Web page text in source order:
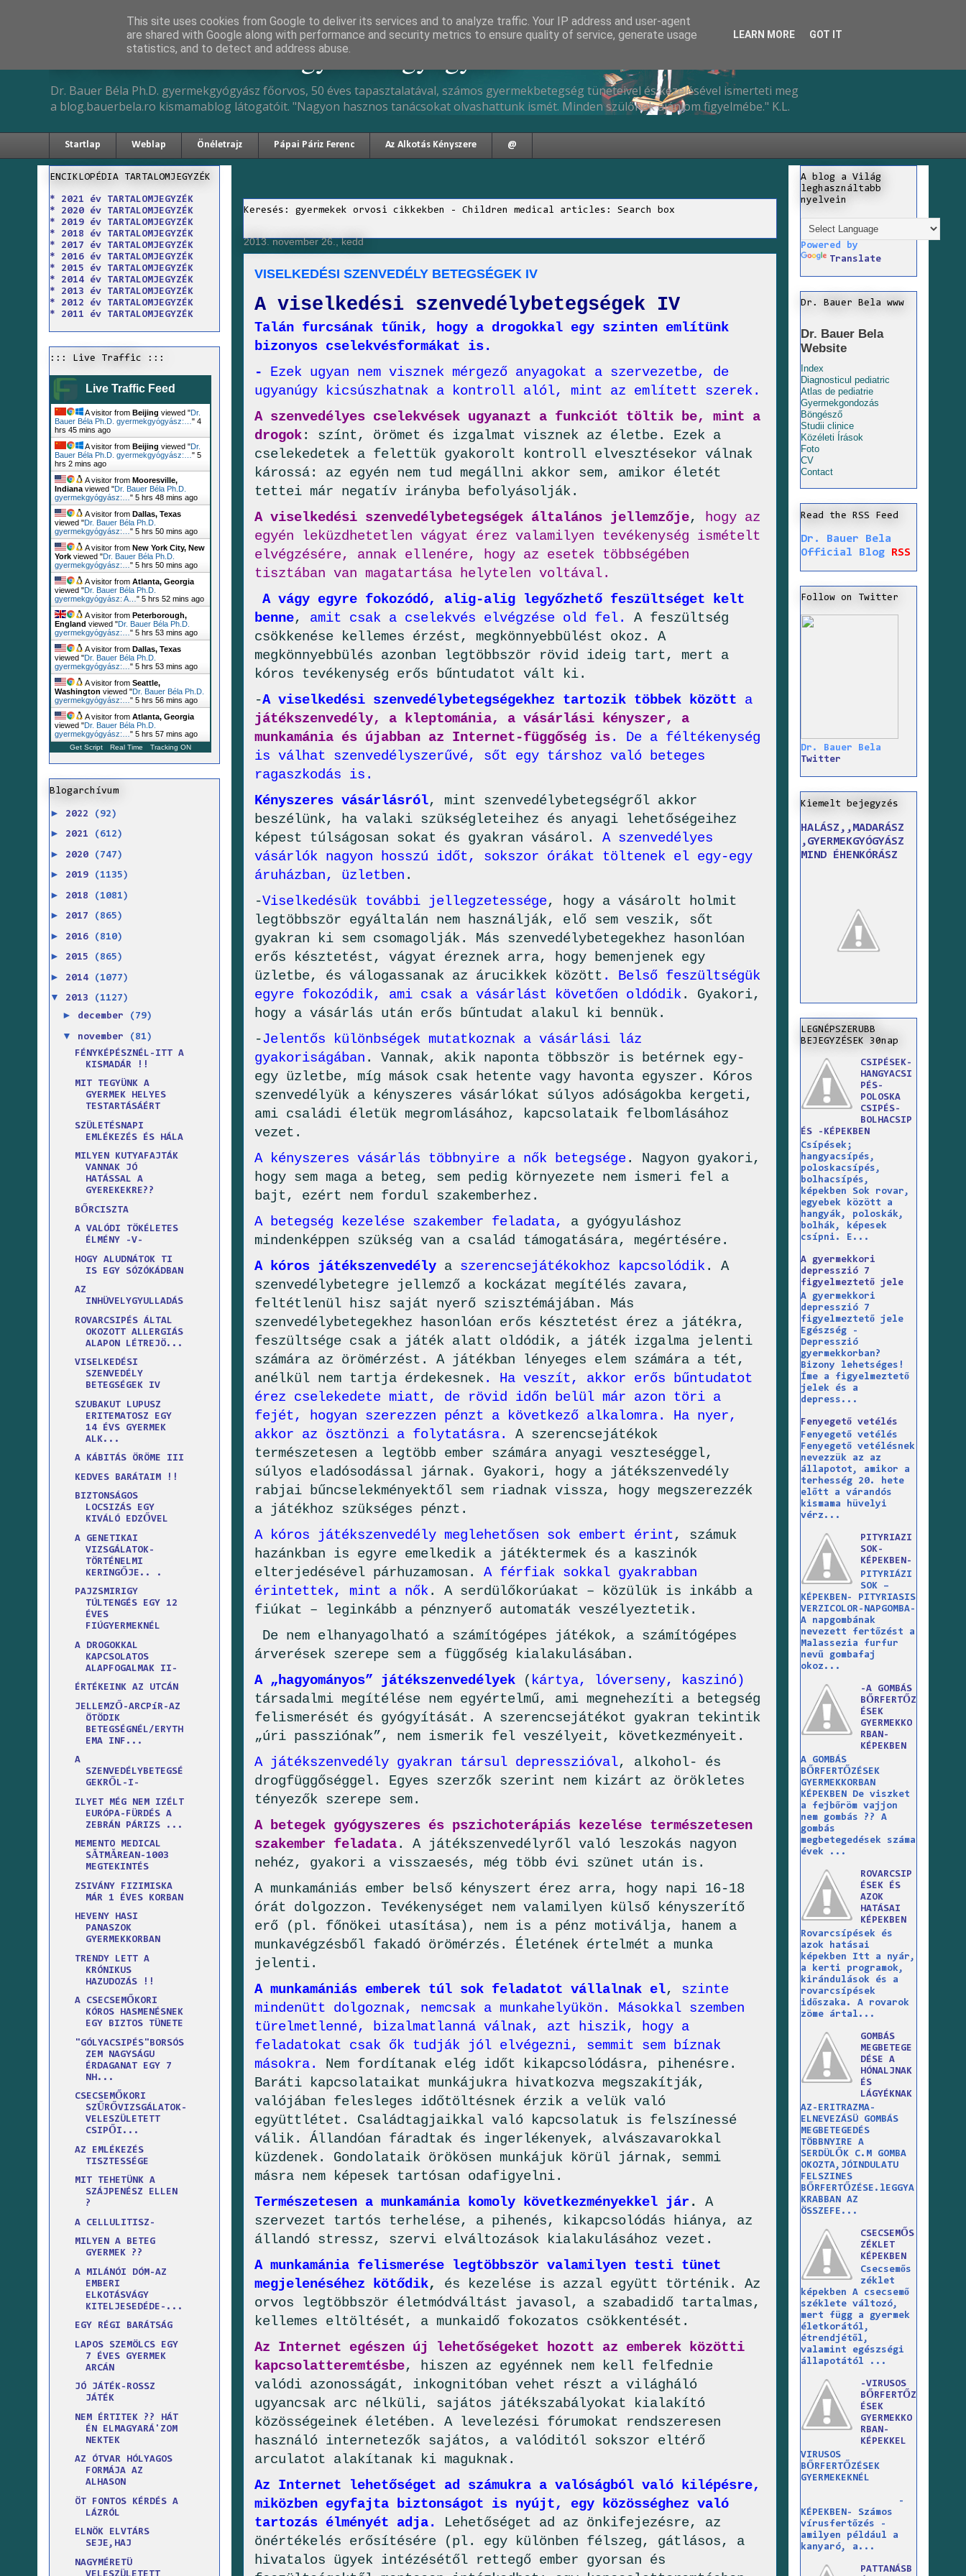
Dr. Bauer Béla Ph.D. gyermekgyógyász
Dr. Bauer Béla Ph.D. gyermekgyógyász főorvos, 50 éves tapasztalatával, számos gyermekbetegség tüneteivel és kezelésével ismerteti meg
a blog.bauerbela.ro kismamablog látogatóit. "Nagyon hasznos tanácsokat olvashattunk ismét. Minden szülőnek ajánlom figyelmébe." K.L.
Startlap Weblap Önéletrajz Pápai Páriz Ferenc Az Alkotás Kényszere @
Keresés: gyermekek orvosi cikkekben - Children medical articles: Search box
2013. november 26., kedd
VISELKEDÉSI SZENVEDÉLY BETEGSÉGEK IV
A viselkedési szenvedélybetegségek IV
Talán furcsának tűnik, hogy a drogokkal egy szinten említünk
bizonyos cselekvésformákat is.
-
Ezek ugyan nem visznek mérgező anyagokat a szervezetbe, de
ugyanúgy kicsúszhatnak a kontroll alól, mint az említett szerek.
A szenvedélyes cselekvések ugyanazt a funkciót töltik be, mint a
drogok: színt, örömet és izgalmat visznek az életbe. Ezek a
cselekedetek a felettük gyakorolt kontroll elvesztésekor válnak
károssá: az egyén nem tud megállni akkor sem, amikor életét
tettei már negatív irányba befolyásolják.
A viselkedési szenvedélybetegségek általános jellemzője, hogy az
egyén leküzdhetetlen vágyat érez valamilyen tevékenység ismételt
elvégzésére, annak ellenére, hogy az esetek többségében
tisztában van magatartása helytelen voltával.
A vágy egyre fokozódó, alig-alig legyőzhető feszültséget kelt
benne, amit csak a cselekvés elvégzése old fel. A feszültség
csökkenése kellemes érzést, megkönnyebbülést okoz. A
megkönnyebbülés azonban legtöbbször rövid ideig tart, mert a
kóros tevékenység erős bűntudatot vált ki.
-A viselkedési szenvedélybetegségekhez tartozik többek között a
játékszenvedély, a kleptománia, a vásárlási kényszer, a
munkamánia és újabban az Internet-függőség is. De a féltékenység
is válhat szenvedélyszerűvé, sőt egy társhoz való beteges
ragaszkodás is.
Kényszeres vásárlásról, mint szenvedélybetegségről akkor
beszélünk, ha valaki szükségleteihez és anyagi lehetőségeihez
képest túlságosan sokat és gyakran vásárol. A szenvedélyes
vásárlók nagyon hosszú időt, sokszor órákat töltenek el egy-egy
áruházban, üzletben .
-Viselkedésük további jellegzetessége, hogy a vásárolt holmit
legtöbbször egyáltalán nem használják, elő sem veszik, sőt
gyakran ki sem csomagolják. Más szenvedélybetegekhez hasonlóan
erős késztetést, vágyat éreznek arra, hogy bemenjenek egy
üzletbe, és válogassanak az árucikkek között . Belső feszültségük
egyre fokozódik, ami csak a vásárlást követően oldódik. Gyakori,
hogy a vásárlás után erős bűntudat alakul ki bennük.
-Jelentős különbségek mutatkoznak a vásárlási láz
gyakoriságában . Vannak, akik naponta többször is betérnek egy-
egy üzletbe, míg mások csak hetente vagy havonta egyszer. Kóros
szenvedélyük a kényszeres vásárlókat súlyos adóságokba kergeti,
ami családi életük megromlásához, kapcsolataik felbomlásához
vezet.
A kényszeres vásárlás többnyire a nők betegsége. Nagyon gyakori,
hogy sem maga a beteg, sem pedig környezete nem ismeri fel a
bajt, ezért nem fordul szakemberhez.
A betegség kezelése szakember feladata,
a gyógyuláshoz
mindenképpen szükség van a család támogatására, megértésére.
A kóros játékszenvedély a szerencsejátékokhoz kapcsolódik. A
szenvedélybetegre jellemző a kockázat megítélés zavara,
feltétlenül hisz saját nyerő szisztémájában. Más
szenvedélybetegekhez hasonlóan erős késztetést érez a játékra,
feszültsége csak a játék alatt oldódik, a játék izgalma jelenti
számára az örömérzést. A játékban lényeges elem számára a tét,
anélkül nem tartja érdekesnek. Ha veszít, akkor erős bűntudatot
érez cselekedete miatt, de rövid időn belül már azon töri a
fejét, hogyan szerezzen pénzt a következő alkalomra.
Ha nyer,
akkor az ösztönzi a folytatásra. A szerencsejátékok
természetesen a legtöbb ember számára anyagi veszteséggel,
súlyos eladósodással járnak. Gyakori, hogy a játékszenvedély
rabjai bűncselekményektől sem riadnak vissza, hogy megszerezzék
a játékhoz szükséges pénzt.
A kóros játékszenvedély meglehetősen sok embert érint, számuk
hazánkban is egyre emelkedik a játéktermek és a kaszinók
elterjedésével párhuzamosan. A férfiak sokkal gyakrabban
érintettek, mint a nők. A serdülőkorúakat – közülük is inkább a
fiúkat – leginkább a pénznyerő automaták veszélyeztetik.
De nem elhanyagolható a számítógépes játékok, a számítógépes
árverések szerepe sem a függőség kialakulásában.
A „hagyományos” játékszenvedélyek ( kártya, lóverseny, kaszinó)
társadalmi megítélése nem egyértelmű, ami megnehezíti a betegség
felismerését és gyógyítását. A szerencsejátékot gyakran tekintik
„úri passziónak”, nem ismerik fel veszélyeit, következményeit.
A játékszenvedély gyakran társul depresszióval, alkohol- és
drogfüggőséggel. Egyes szerzők szerint nem kizárt az örökletes
tényezők szerepe sem.
A betegek gyógyszeres és pszichoterápiás kezelése természetesen
szakember feladata. A játékszenvedélyről való leszokás nagyon
nehéz, gyakori a visszaesés, még több évi szünet után is.
A munkamániás ember belső kényszert érez arra, hogy napi 16-18
órát dolgozzon. Tevékenységet nem valamilyen külső kényszerítő
erő (pl. főnökei utasítása), nem is a pénz motiválja, hanem a
munkavégzésből fakadó örömérzés. Életének értelmét a munka
jelenti.
A munkamániás emberek túl sok feladatot vállalnak el, szinte
mindenütt dolgoznak, nemcsak a munkahelyükön. Másokkal szemben
türelmetlenné, bizalmatlanná válnak, azt hiszik, hogy a
feladatokat csak ők tudják jól elvégezni, semmit sem bíznak
másokra. Nem fordítanak elég időt kikapcsolódásra, pihenésre.
Baráti kapcsolataikat munkájukra hivatkozva megszakítják,
valójában felesleges időtöltésnek érzik a velük való
együttlétet. Családtagjaikkal való kapcsolatuk is felszínessé
válik. Állandóan fáradtak és ingerlékenyek, alvászavarokkal
küzdenek. Gondolataik örökösen munkájuk körül járnak, semmi
másra nem képesek tartósan odafigyelni.
Természetesen a munkamánia komoly következményekkel jár .
A
szervezet tartós terhelése, a pihenés, kikapcsolódás hiánya, az
állandó stressz, szervi elváltozások kialakulásához vezet.
A munkamánia felismerése legtöbbször valamilyen testi tünet
megjelenéséhez kötődik,
és kezelése is azzal együtt történik. Az
orvos legtöbbször életmódváltást javasol, a szabadidő tartalmas,
kellemes eltöltését, a munkaidő fokozatos csökkentését.
Az Internet egészen új lehetőségeket hozott az emberek közötti
kapcsolatteremtésbe, hiszen az egyénnek nem kell felfednie
valódi azonosságát, inkognitóban vehet részt a világháló
ugyancsak arc nélküli, sajátos játékszabályokat kialakító
közösségeinek életében. A levelezési fórumokat rendszeresen
használó internetezők sajátos, a valóditól sokszor eltérő
arculatot alakítanak ki maguknak.
Az Internet lehetőséget ad számukra a valóságból való kilépésre,
miközben egyfajta biztonságot is nyújt, egy közösséghez való
tartozás élményét adja.
Lehetőséget ad az önkifejezésre, az
önértékelés erősítésére (pl. egy különben félszeg, gátlásos, a
hivatalos ügyek intézésétől rettegő ember gyorsan és
ENCIKLOPÉDIA TARTALOMJEGYZÉK
* 2021 év TARTALOMJEGYZÉK
* 2020 év TARTALOMJEGYZÉK
* 2019 év TARTALOMJEGYZÉK
* 2018 év TARTALOMJEGYZÉK
* 2017 év TARTALOMJEGYZÉK
* 2016 év TARTALOMJEGYZÉK
* 2015 év TARTALOMJEGYZÉK
* 2014 év TARTALOMJEGYZÉK
* 2013 év TARTALOMJEGYZÉK
* 2012 év TARTALOMJEGYZÉK
* 2011 év TARTALOMJEGYZÉK
::: Live Traffic :::
Live Traffic Feed
A visitor from Beijing viewed "Dr.
Bauer Béla Ph.D. gyermekgyógyász:… " 4
hrs 45 mins ago
A visitor from Beijing viewed "Dr.
Bauer Béla Ph.D. gyermekgyógyász:… " 5
hrs 2 mins ago
A visitor from Mooresville,
Indiana viewed "Dr. Bauer Béla Ph.D.
gyermekgyógyász:… " 5 hrs 49 mins ago
A visitor from Dallas, Texas
viewed "Dr. Bauer Béla Ph.D.
gyermekgyógyász:… " 5 hrs 50 mins ago
A visitor from New York City, New
York viewed "Dr. Bauer Béla Ph.D.
gyermekgyógyász:… " 5 hrs 50 mins ago
A visitor from Atlanta, Georgia
viewed "Dr. Bauer Béla Ph.D.
gyermekgyógyász: A… " 5 hrs 52 mins ago
A visitor from Peterborough,
England viewed "Dr. Bauer Béla Ph.D.
gyermekgyógyász:… " 5 hrs 53 mins ago
A visitor from Dallas, Texas
viewed "Dr. Bauer Béla Ph.D.
gyermekgyógyász:… " 5 hrs 53 mins ago
A visitor from Seattle,
Washington viewed "Dr. Bauer Béla Ph.D.
gyermekgyógyász:… " 5 hrs 56 mins ago
A visitor from Atlanta, Georgia
viewed "Dr. Bauer Béla Ph.D.
gyermekgyógyász:… " 5 hrs 57 mins ago
Get Script Real Time Tracking ON
Blogarchívum
► 2022 (92)
► 2021 (612)
► 2020 (747)
► 2019 (1135)
► 2018 (1081)
► 2017 (865)
► 2016 (810)
► 2015 (865)
► 2014 (1077)
▼ 2013 (1127)
► december (79)
▼ november
(81)
FÉNYKÉPÉSZNÉL-ITT A
KISMADÁR !!
MIT TEGYÜNK A
GYERMEK HELYES
TESTARTÁSÁÉRT
SZÜLETÉSNAPI
EMLÉKEZÉS ÉS HÁLA
MILYEN KUTYAFAJTÁK
VANNAK JÓ
HATÁSSAL A
GYEREKEKRE??
BŐRCISZTA
A VALÓDI TÖKÉLETES
ÉLMÉNY -V-
HOGY ALUDNÁTOK TI
IS EGY SÓZÓKÁDBAN
AZ
INHÜVELYGYULLADÁS
ROVARCSIPÉS ÁLTAL
OKOZOTT ALLERGIÁS
ALAPON LÉTREJÖ...
VISELKEDÉSI
SZENVEDÉLY
BETEGSÉGEK IV
SZUBAKUT LUPUSZ
ERITEMATOSZ EGY
14 ÉVS GYERMEK
ALK...
A KÁBITÁS ÖRÖME III
KEDVES BARÁTAIM !!
BIZTONSÁGOS
LOCSIZÁS EGY
KIVÁLÓ EDZŐVEL
A GENETIKAI
VIZSGÁLATOK-
TÖRTÉNELMI
KERINGŐJE.. .
PAJZSMIRIGY
TÚLTENGÉS EGY 12
ÉVES
FIÚGYERMEKNÉL
A DROGOKKAL
KAPCSOLATOS
ALAPFOGALMAK II-
ÉRTÉKEINK AZ UTCÁN
JELLEMZŐ-ARCPíR-AZ
ÖTÖDIK
BETEGSÉGNÉL/ERYTH
EMA INF...
A
SZENVEDÉLYBETEGSÉ
GEKRŐL-I-
ILYET MÉG NEM IZÉLT
EURÓPA-FÜRDÉS A
ZEBRÁN PÁRIZS ...
MEMENTO MEDICAL
SĂTMĂREAN-1003
MEGTEKINTÉS
ZSIVÁNY FIZIMISKA
MÁR 1 ÉVES KORBAN
HEVENY HASI
PANASZOK
GYERMEKKORBAN
TRENDY LETT A
KRÓNIKUS
HAZUDOZÁS !!
A CSECSEMŐKORI
KÓROS HASMENÉSNEK
EGY BIZTOS TÜNETE
"GÓLYACSIPÉS"BORSÓS
ZEM NAGYSÁGU
ÉRDAGANAT EGY 7
NH...
CSECSEMŐKORI
SZŰRŐVIZSGÁLATOK-
VELESZÜLETETT
CSIPŐI...
AZ EMLÉKEZÉS
TISZTESSÉGE
MIT TEHETÜNK A
SZÁJPENÉSZ ELLEN
?
A CELLULITISZ-
MILYEN A BETEG
GYERMEK ??
A MILÁNÓI DÓM-AZ
EMBERI
ELKOTÁSVÁGY
KITELJESEDÉDE-...
EGY RÉGI BARÁTSÁG
LAPOS SZEMÖLCS EGY
7 ÉVES GYERMEK
ARCÁN
JÓ JÁTÉK-ROSSZ
JÁTÉK
NEM ÉRTITEK ?? HÁT
ÉN ELMAGYARÁ'ZOM
NEKTEK
AZ ÓTVAR HÓLYAGOS
FORMÁJA AZ
ALHASON
ÖT FONTOS KÉRDÉS A
LÁZRÓL
ELNÖK ELVTÁRS
SEJE,HAJ
NAGYMÉRETÜ
A blog a Világ
leghasználtabb
nyelvein
Powered by
Translate
Dr. Bauer Bela www
Dr. Bauer Bela
Website
Index
Diagnosticul pediatric
Atlas de pediatrie
Gyermekgondozás
Böngésző
Studii clinice
Közéleti Írások
Foto
CV
Contact
Read the RSS Feed
Dr. Bauer Bela
Official Blog
RSS
Follow on Twitter
Dr. Bauer Bela
Twitter
Kiemelt bejegyzés
HALÁSZ,,MADARÁSZ
,GYERMEKGYÓGYÁSZ
MIND ÉHENKÓRÁSZ
LEGNÉPSZERUBB
BEJEGYZÉSEK 30nap
CSIPÉSEK-
HANGYACSI
PÉS-
POLOSKA
CSIPÉS-
BOLHACSIP
ÉS -KÉPEKBEN
Csípések;
hangyacsípés,
poloskacsípés,
bolhacsípés,
képekben Sok rovar,
egyebek között a
hangyák, poloskák,
bolhák, képesek
csípni. E...
A gyermekkori
depresszió 7
figyelmeztető jele
A gyermekkori
depresszió 7
figyelmeztető jele
Egészség -
Depresszió
gyermekkorban?
Bizony lehetséges!
Íme a figyelmeztető
jelek és a
depress...
Fenyegető vetélés
Fenyegető vetélés
Fenyegető vetélésnek
nevezzük az az
állapotot, amikor a
terhesség 20. hete
előtt a várandós
kismama hüvelyi
vérz...
PITYRIAZI
SOK-
KÉPEKBEN-
PITYRIÁZI
SOK –
KÉPEKBEN- PITYRIASIS
VERZICOLOR-NAPGOMBA-
A napgombának
nevezett fertőzést a
Malassezia furfur
nevű gombafaj
okoz...
-A GOMBÁS
BŐRFERTŐZ
ÉSEK
GYERMEKKO
RBAN-
KÉPEKBEN
A GOMBÁS
BŐRFERTŐZÉSEK
GYERMEKKORBAN
KÉPEKBEN De viszket
a fejbőröm vajjon
nem gombás ?? A
gombás
megbetegedések száma
évek ...
ROVARCSIP
ÉSEK ÉS
AZOK
HATÁSAI
KÉPEKBEN
Rovarcsípések és
azok hatásai
képekben Itt a nyár,
a kerti programok,
kirándulások és a
rovarcsípések
időszaka. A rovarok
zöme ártal...
GOMBÁS
MEGBETEGE
DÉSE A
HÓNALJNAK
ÉS
LÁGYÉKNAK
AZ-ERITRAZMA-
ELNEVEZÁSÜ GOMBÁS
MEGBETEGEDÉS
TÖBBNYIRE A
SERDÜLŐK C.M GOMBA
OKOZTA,JÓINDULATU
FELSZINES
BŐRFERTŐZÉSE.lEGGYA
KRABBAN AZ
ÖSSZEFE...
CSECSEMŐS
ZÉKLET
KÉPEKBEN
Csecsemős
zéklet
képekben A csecsemő
széklete változó,
mert függ a gyermek
életkorától,
étrendjétől,
valamint egészségi
állapotától ...
-VIRUSOS
BŐRFERTŐZ
ÉSEK
GYERMEKKO
RBAN-
KÉPEKKEL
VIRUSOS
BŐRFERTŐZÉSEK
GYERMEKEKNÉL
-
KÉPEKBEN- Számos
vírusfertőzés -
amilyen például a
kanyaró, a...
PATTANÁSB
This site uses cookies from Google to deliver its services and to analyze traffic. Your IP address and user-agent
are shared with Google along with performance and security metrics to ensure quality of service, generate usage
statistics, and to detect and address abuse.
LEARN MORE GOT IT